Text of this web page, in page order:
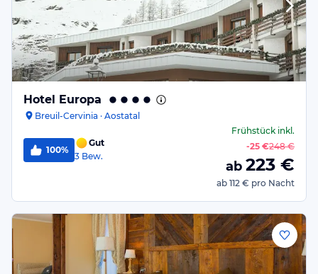
Hotel Europa
Breuil-Cervinia · Aostatal
100%
Gut
3 Bew.
Frühstückinkl.
-25 €248 €
ab 223 €
ab 112 € pro Nacht